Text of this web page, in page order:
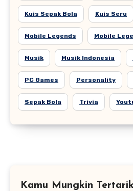
Kuis Sepak Bola Kuis Seru
Mobile Legends Mobile
Musik Musik Indonesia
PC Games Personality
Sepak Bola Trivia
Kamu Mungkin Tertarik